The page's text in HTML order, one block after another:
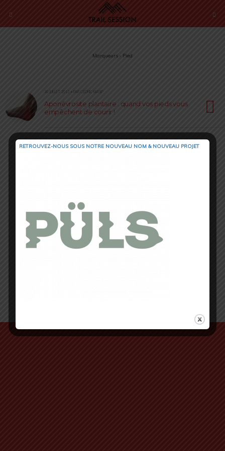
Marqueurs › Pied
30 JUILLET 2013 • PAR CÉDRIC MASIP
Aponévrosite plantaire : quand vos pieds vous
empêchent de courir !
RETROUVEZ-NOUS SOUS NOTRE NOUVEAU NOM & NOUVEAU PROJET